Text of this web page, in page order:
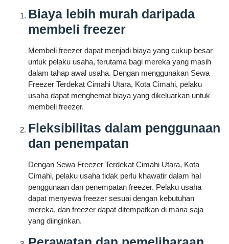
Biaya lebih murah daripada
membeli freezer
Membeli freezer dapat menjadi biaya yang cukup besar
untuk pelaku usaha, terutama bagi mereka yang masih
dalam tahap awal usaha. Dengan menggunakan Sewa
Freezer Terdekat Cimahi Utara, Kota Cimahi, pelaku
usaha dapat menghemat biaya yang dikeluarkan untuk
membeli freezer.
Fleksibilitas dalam penggunaan
dan penempatan
Dengan Sewa Freezer Terdekat Cimahi Utara, Kota
Cimahi, pelaku usaha tidak perlu khawatir dalam hal
penggunaan dan penempatan freezer. Pelaku usaha
dapat menyewa freezer sesuai dengan kebutuhan
mereka, dan freezer dapat ditempatkan di mana saja
yang diinginkan.